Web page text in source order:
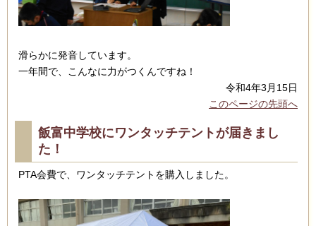
滑らかに発音しています。
一年間で、こんなに力がつくんですね！
令和4年3月15日
このページの先頭へ
飯富中学校にワンタッチテントが届きまし
た！
PTA会費で、ワンタッチテントを購入しました。